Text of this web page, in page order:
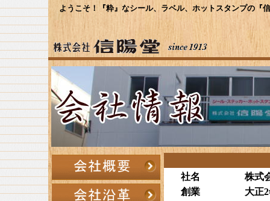
ようこそ！『粋』なシール、ラベル、ホットスタンプの『
社名
株式
創業
大正